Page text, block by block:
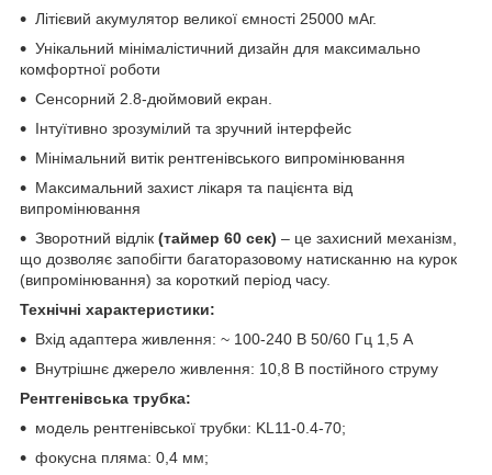
Літієвий акумулятор великої ємності 25000 мАг.
Унікальний мінімалістичний дизайн для максимально
комфортної роботи
Сенсорний 2.8-дюймовий екран.
Інтуїтивно зрозумілий та зручний інтерфейс
Мінімальний витік рентгенівського випромінювання
Максимальний захист лікаря та пацієнта від
випромінювання
Зворотний відлік (таймер 60 сек) – це захисний механізм,
що дозволяє запобігти багаторазовому натисканню на курок
(випромінювання) за короткий період часу.
Технічні характеристики:
Вхід адаптера живлення: ~ 100-240 В 50/60 Гц 1,5 А
Внутрішнє джерело живлення: 10,8 В постійного струму
Рентгенівська трубка:
модель рентгенівської трубки: KL11-0.4-70;
фокусна пляма: 0,4 мм;